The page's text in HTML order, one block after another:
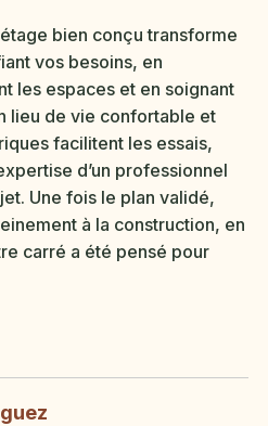
bien conçu transforme
vos besoins, en
les espaces et en soignant
lieu de vie confortable et
facilitent les essais,
d’un professionnel
Une fois le plan validé,
à la construction, en
carré a été pensé pour